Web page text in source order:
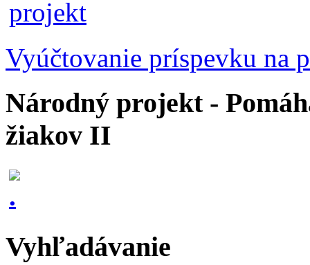
Vyúčtovanie príspevku na
Národný projekt -
žiakov II
Vyhľadávanie